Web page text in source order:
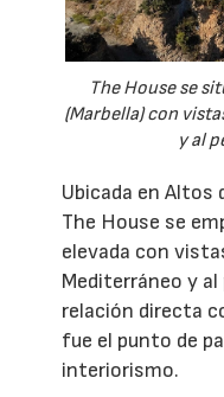
The House se
(Marbella) con
y al
Ubicada en Altos
The House se
elevada con
Mediterráneo y al
relación directa
fue el punto de
interiorismo.